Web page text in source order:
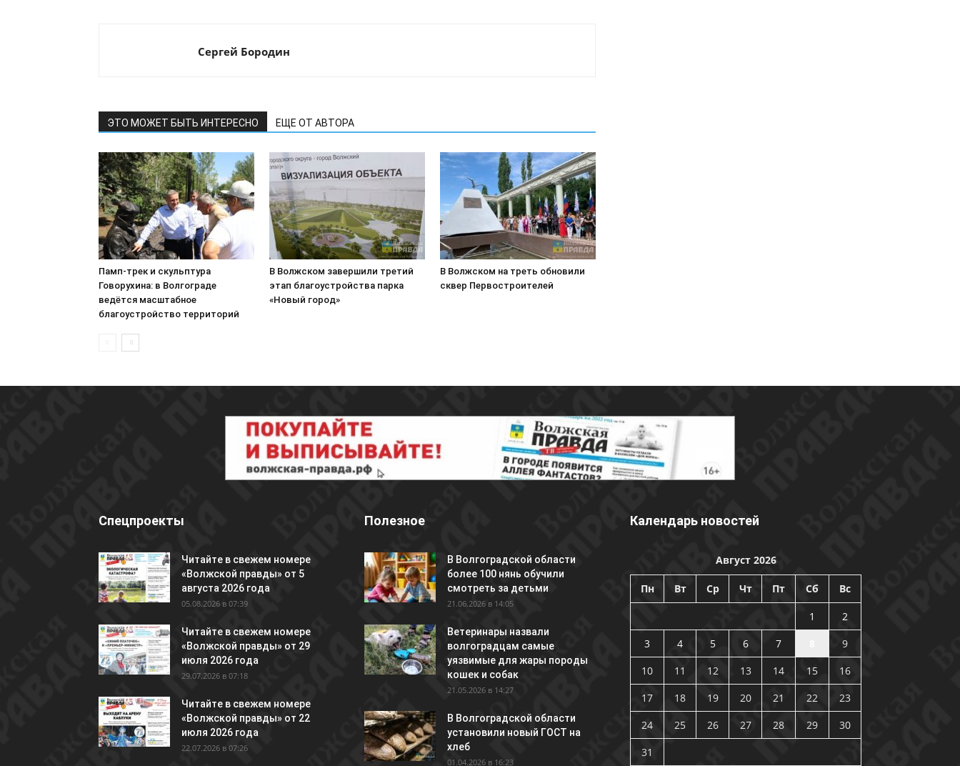
Сергей Бородин
ЭТО МОЖЕТ БЫТЬ ИНТЕРЕСНО ЕЩЕ ОТ АВТОРА
Памп-трек и скульптура
Говорухина: в Волгограде
ведётся масштабное
благоустройство территорий
В Волжском завершили третий
этап благоустройства парка
«Новый город»
В Волжском на треть обновили
сквер Первостроителей
Спецпроекты
Читайте в свежем номере
«Волжской правды» от 5
августа 2026 года
05.08.2026 в 07:39
Читайте в свежем номере
«Волжской правды» от 29
июля 2026 года
29.07.2026 в 07:18
Читайте в свежем номере
«Волжской правды» от 22
июля 2026 года
22.07.2026 в 07:26
Полезное
В Волгоградской области
более 100 нянь обучили
смотреть за детьми
21.06.2026 в 14:05
Ветеринары назвали
волгоградцам самые
уязвимые для жары породы
кошек и собак
21.05.2026 в 14:27
В Волгоградской области
установили новый ГОСТ на
хлеб
01.04.2026 в 16:23
Календарь новостей
Август 2026
Пн Вт Ср Чт Пт Сб Вс
1
2
3
4 5 6 7
9
10
11 12 13 14 15
16
17
18 19 20 21 22
23
24
25 26 27 28 29
30
31